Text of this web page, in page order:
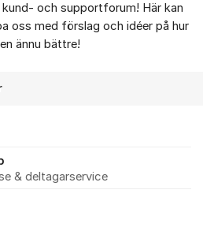
och supportforum! Här kan
oss med förslag och idéer på hur
ännu bättre!
& deltagarservice